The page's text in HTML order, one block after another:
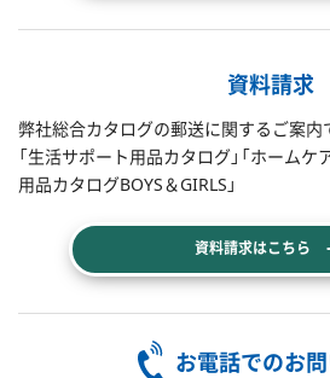
資料請求
弊社総合カタログの郵送に関するご案内
「生活サポート用品カタログ」「ホームケ
用品カタログBOYS＆GIRLS」
資料請求はこちら
お電話でのお